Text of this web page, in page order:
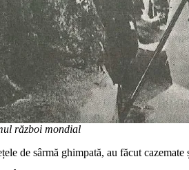
război mondial
de sârmă ghimpată, au făcut